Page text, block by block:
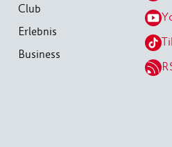
Club
Erlebnis
Business